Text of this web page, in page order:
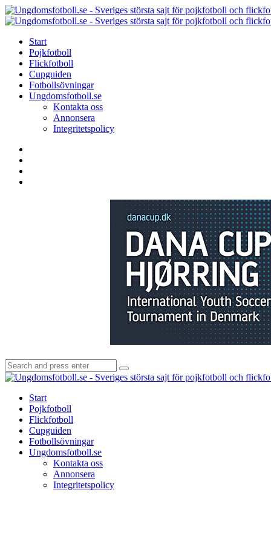
Menu
Search
Menu
Start
Pojkfotboll
Flickfotboll
Cupguiden
Fotbollsövningar
Ungdomsfotboll.se
Kontakta oss
Annonsera
Integritetspolicy
Search
for:
Search
Start
Pojkfotboll
Flickfotboll
Cupguiden
Fotbollsövningar
Ungdomsfotboll.se
Kontakta oss
Annonsera
Integritetspolicy